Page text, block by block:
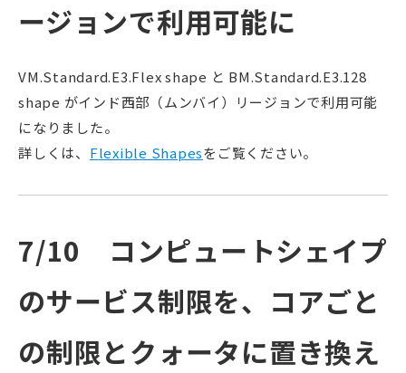
ージョンで利用可能に
VM.Standard.E3.Flex shape と BM.Standard.E3.128
shape がインド西部（ムンバイ）リージョンで利用可能
になりました。
詳しくは、 Flexible Shapesをご覧ください。
7/10 コンピュートシェイプ
のサービス制限を、コアごと
の制限とクォータに置き換え